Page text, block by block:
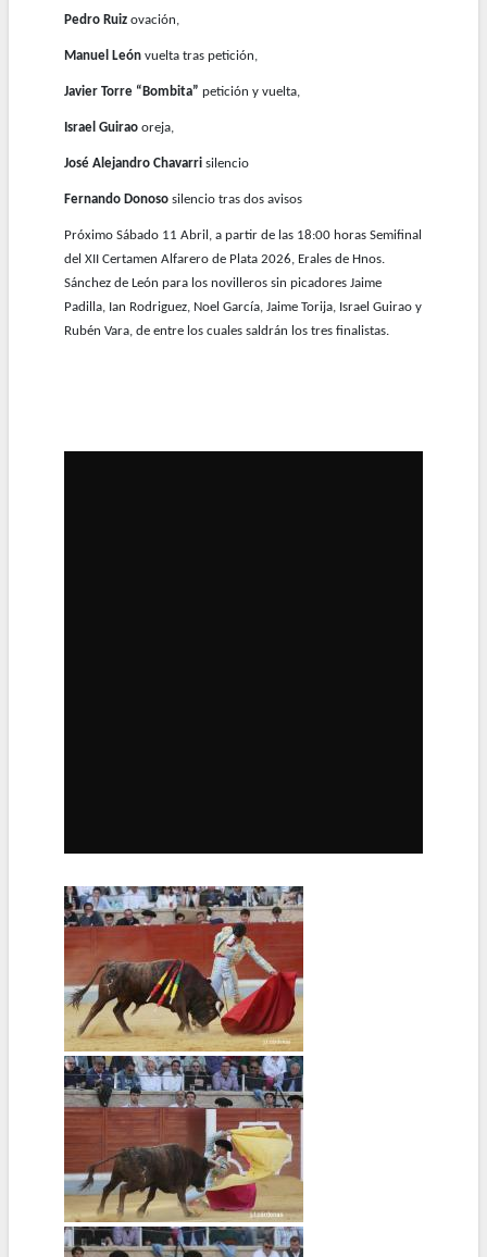
Pedro Ruiz ovación,
Manuel León vuelta tras petición,
Javier Torre “Bombita”petición y vuelta,
Israel Guirao oreja,
José Alejandro Chavarrisilencio
Fernando Donoso silencio tras dos avisos
Próximo Sábado 11 Abril, a partir de las 18:00 horas Semifinal
del XII Certamen Alfarero de Plata 2026, Erales de Hnos.
Sánchez de León para los novilleros sin picadores Jaime
Padilla, Ian Rodriguez, Noel García, Jaime Torija, Israel Guirao y
Rubén Vara, de entre los cuales saldrán los tres finalistas.